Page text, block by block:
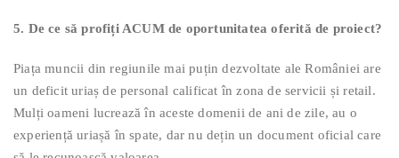
5. De ce să profiți ACUM de oportunitatea oferită de proiect?
Piața muncii din regiunile mai puțin dezvoltate ale României are
un deficit uriaș de personal calificat în zona de servicii și retail.
Mulți oameni lucrează în aceste domenii de ani de zile, au o
experiență uriașă în spate, dar nu dețin un document oficial care